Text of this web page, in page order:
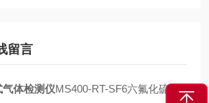
留言
体检测仪MS400-RT-SF6六氟化硫便